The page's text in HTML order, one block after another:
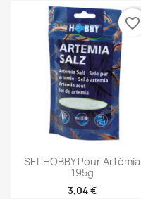
SEL HOBBY Pour Artémia
195g
3,04 €
favorite_border